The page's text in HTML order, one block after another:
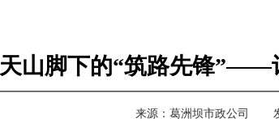
天山脚下的“筑路先锋”——
来源： 葛洲坝市政公司